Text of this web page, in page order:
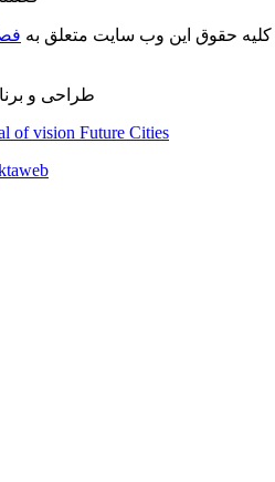
کلیه حقوق این وب سایت متعلق به
طراحی و
of vision Future Cities